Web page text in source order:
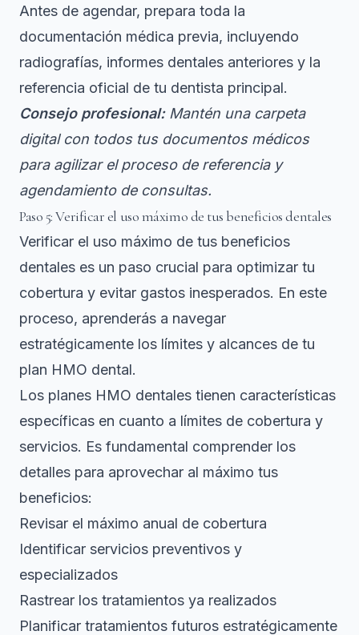
Antes de agendar, prepara toda la
documentación médica previa, incluyendo
radiografías, informes dentales anteriores y la
referencia oficial de tu dentista principal.
Consejo profesional: Mantén una carpeta
digital con todos tus documentos médicos
para agilizar el proceso de referencia y
agendamiento de consultas.
Paso 5: Verificar el uso máximo de tus beneficios dentales
Verificar el uso máximo de tus beneficios
dentales es un paso crucial para optimizar tu
cobertura y evitar gastos inesperados. En este
proceso, aprenderás a navegar
estratégicamente los límites y alcances de tu
plan HMO dental.
Los planes HMO dentales tienen características
específicas en cuanto a límites de cobertura y
servicios. Es fundamental comprender los
detalles para aprovechar al máximo tus
beneficios:
Revisar el máximo anual de cobertura
Identificar servicios preventivos y
especializados
Rastrear los tratamientos ya realizados
Planificar tratamientos futuros estratégicamente